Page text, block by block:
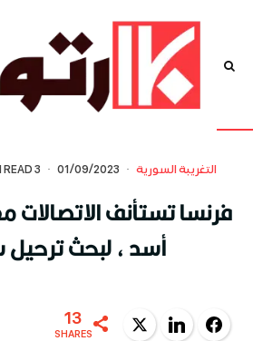
التغريبة السورية ·
01/09/2023
·
3 MIN READ
فرنسا تستأنف
أسد ، لبحث
Facebook
LinkedIn
Twitter
13
SHARES